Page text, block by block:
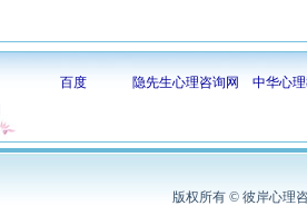
百度 隐先生心理咨询网 中华心
版权所有 © 彼岸心理